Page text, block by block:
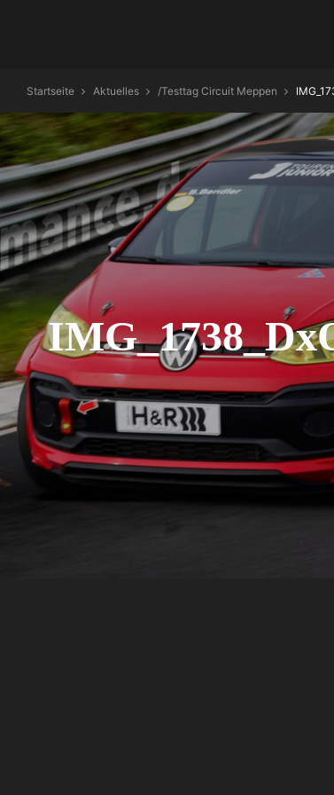
Startseite Aktuelles /Testtag Circuit Meppen